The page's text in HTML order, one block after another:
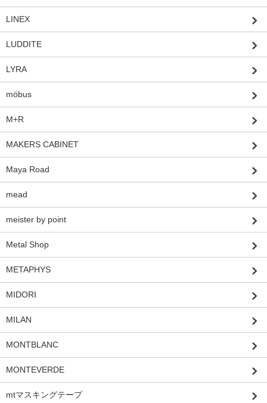
LINEX
LUDDITE
LYRA
möbus
M+R
MAKERS CABINET
Maya Road
mead
meister by point
Metal Shop
METAPHYS
MIDORI
MILAN
MONTBLANC
MONTEVERDE
mtマスキングテープ